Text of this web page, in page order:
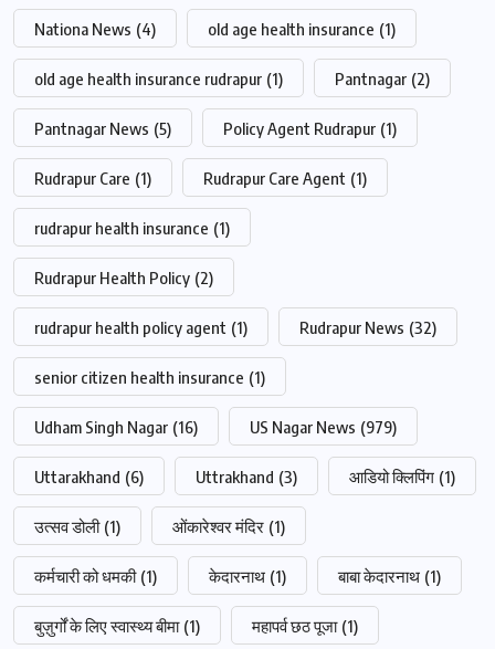
Nationa News (4) old age health insurance (1)
old age health insurance rudrapur (1) Pantnagar (2)
Pantnagar News (5) Policy Agent Rudrapur (1)
Rudrapur Care (1) Rudrapur Care Agent (1)
rudrapur health insurance (1)
Rudrapur Health Policy (2)
rudrapur health policy agent (1) Rudrapur News (32)
senior citizen health insurance (1)
Udham Singh Nagar (16) US Nagar News (979)
Uttarakhand (6) Uttrakhand (3) आडियो क्लिपिंग (1)
उत्सव डोली (1) ओंकारेश्वर मंदिर (1)
कर्मचारी को धमकी (1) केदारनाथ (1) बाबा केदारनाथ (1)
बुज़ुर्गों के लिए स्वास्थ्य बीमा (1) महापर्व छठ पूजा (1)